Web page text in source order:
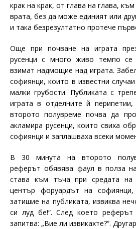
крак на крак, от глава на глава,
врата, без да може единият или
и така безрезултатно протече
Още при почване на играта
русенци с много живо темпо се
взимат надмощие над играта.
софиянци, които в известни
малки грубости. Публиката с
играта в отделните й
второто полувреме почва да
акламира русенци, които свиха
софиянци и заплашваха всеки
В 30 минута на второто
реферът обявява фаул в полза
става към тъча при средата на
център форуардът на
затишие на публиката, извиква
си луд бе!“. След което
запитва: „Вие ли извикахте?“.